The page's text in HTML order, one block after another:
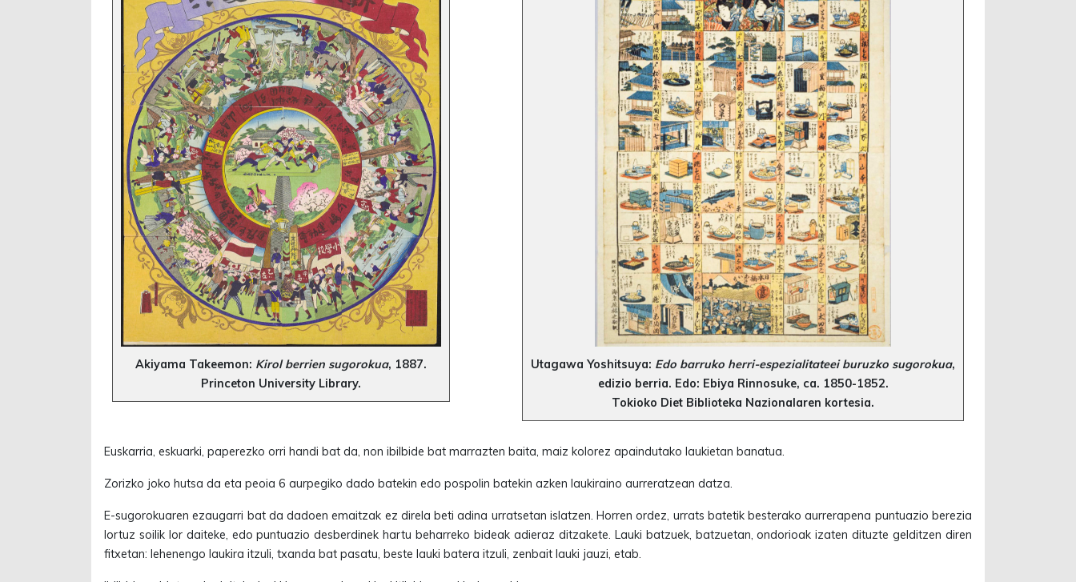
Akiyama Takeemon: Kirol berrien sugorokua, 1887.
Princeton University Library.
Utagawa Yoshitsuya: Edo barruko herri-espezialitateei buruzko sugorokua,
edizio berria. Edo: Ebiya Rinnosuke, ca. 1850-1852.
Tokioko Diet Biblioteka Nazionalaren kortesia.
Euskarria, eskuarki, paperezko orri handi bat da, non ibilbide bat marrazten baita, maiz kolorez apaindutako laukietan banatua.
Zorizko joko hutsa da eta peoia 6 aurpegiko dado batekin edo pospolin batekin azken laukiraino aurreratzean datza.
E-sugorokuaren ezaugarri bat da dadoen emaitzak ez direla beti adina urratsetan islatzen. Horren ordez, urrats batetik besterako aurrerapena puntuazio berezia
lortuz soilik lor daiteke, edo puntuazio desberdinek hartu beharreko bideak adieraz ditzakete. Lauki batzuek, batzuetan, ondorioak izaten dituzte gelditzen diren
fitxetan: lehenengo laukira itzuli, txanda bat pasatu, beste lauki batera itzuli, zenbait lauki jauzi, etab.